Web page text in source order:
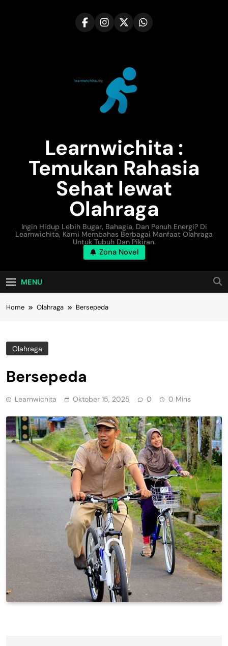
Learnwichita :
Temukan Rahasia
Sehat lewat
Olahraga
Ingin Hidup Lebih Bugar, Bahagia, Dan Penuh Energi? Di
Learnwichita, Kami Membahas Berbagai Manfaat Olahraga
Untuk Tubuh Dan Pikiran.
Zona Novel
MENU
Home Olahraga Bersepeda
Olahraga
Bersepeda
Learnwichita Oktober 15, 2025 0 0 Mins